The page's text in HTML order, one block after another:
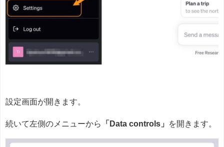
設定画面が開きます。
続いて左側のメニューから 「Data controls」 を開きます。